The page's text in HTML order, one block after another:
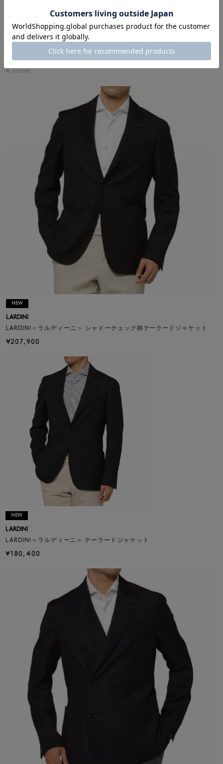
NEW
LARDINI
LARDINI＜ラルディーニ＞ ジャージー素材ストレッチパンツ
4 colors
NEW
LARDINI
LARDINI＜ラルディーニ＞ シャドーチェック柄テーラードジャケット
¥207,900
NEW
LARDINI
LARDINI＜ラルディーニ＞ テーラードジャケット
¥180,400